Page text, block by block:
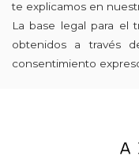
te explicamos en
La base legal para el
obtenidos a través
consentimiento